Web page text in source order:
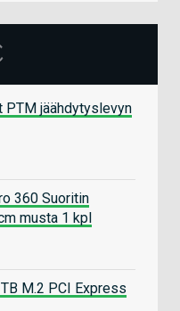
PTM jäähdytyslevyn
360 Suoritin
musta 1 kpl
M.2 PCI Express